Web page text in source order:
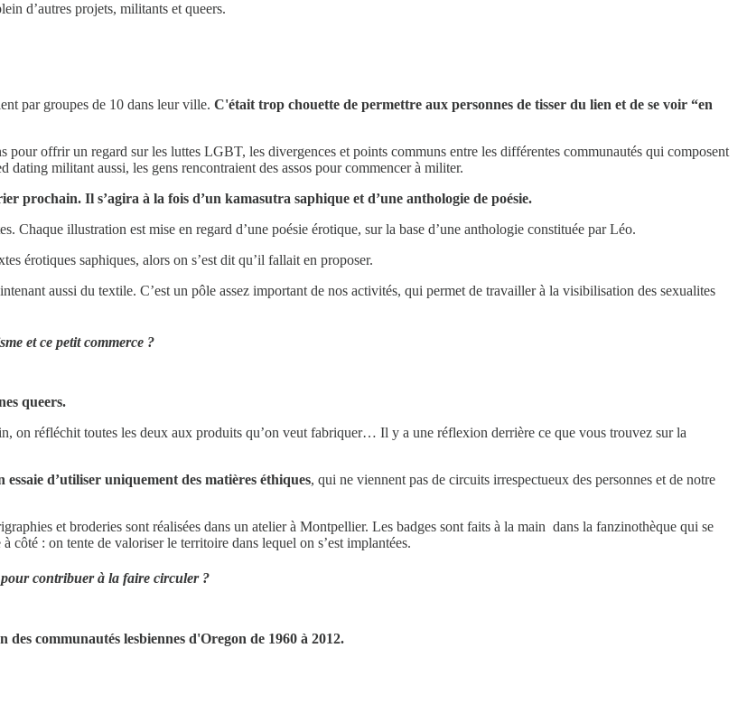
d’autres projets, militants et queers.
par groupes de 10 dans leur ville. C'était trop chouette de permettre aux personnes de tisser du lien et de se voir “en
pour offrir un regard sur les luttes LGBT, les divergences et points communs entre les différentes communautés qui composent
militant aussi, les gens rencontraient des assos pour commencer à militer.
prochain. Il s’agira à la fois d’un kamasutra saphique et d’une anthologie de poésie.
illustration est mise en regard d’une poésie érotique, sur la base d’une anthologie constituée par Léo.
érotiques saphiques, alors on s’est dit qu’il fallait en proposer.
aussi du textile. C’est un pôle assez important de nos activités, qui permet de travailler à la visibilisation des sexualites
et ce petit commerce ?
queers.
on réfléchit toutes les deux aux produits qu’on veut fabriquer… Il y a une réflexion derrière ce que vous trouvez sur la
d’utiliser uniquement des matières éthiques, qui ne viennent pas de circuits irrespectueux des personnes et de notre
et broderies sont réalisées dans un atelier à Montpellier. Les badges sont faits à la main dans la fanzinothèque qui se
côté : on tente de valoriser le territoire dans lequel on s’est implantées.
contribuer à la faire circuler ?
communautés lesbiennes d'Oregon de 1960 à 2012.